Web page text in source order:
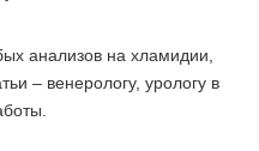
анализов на хламидии,
– венерологу, урологу в